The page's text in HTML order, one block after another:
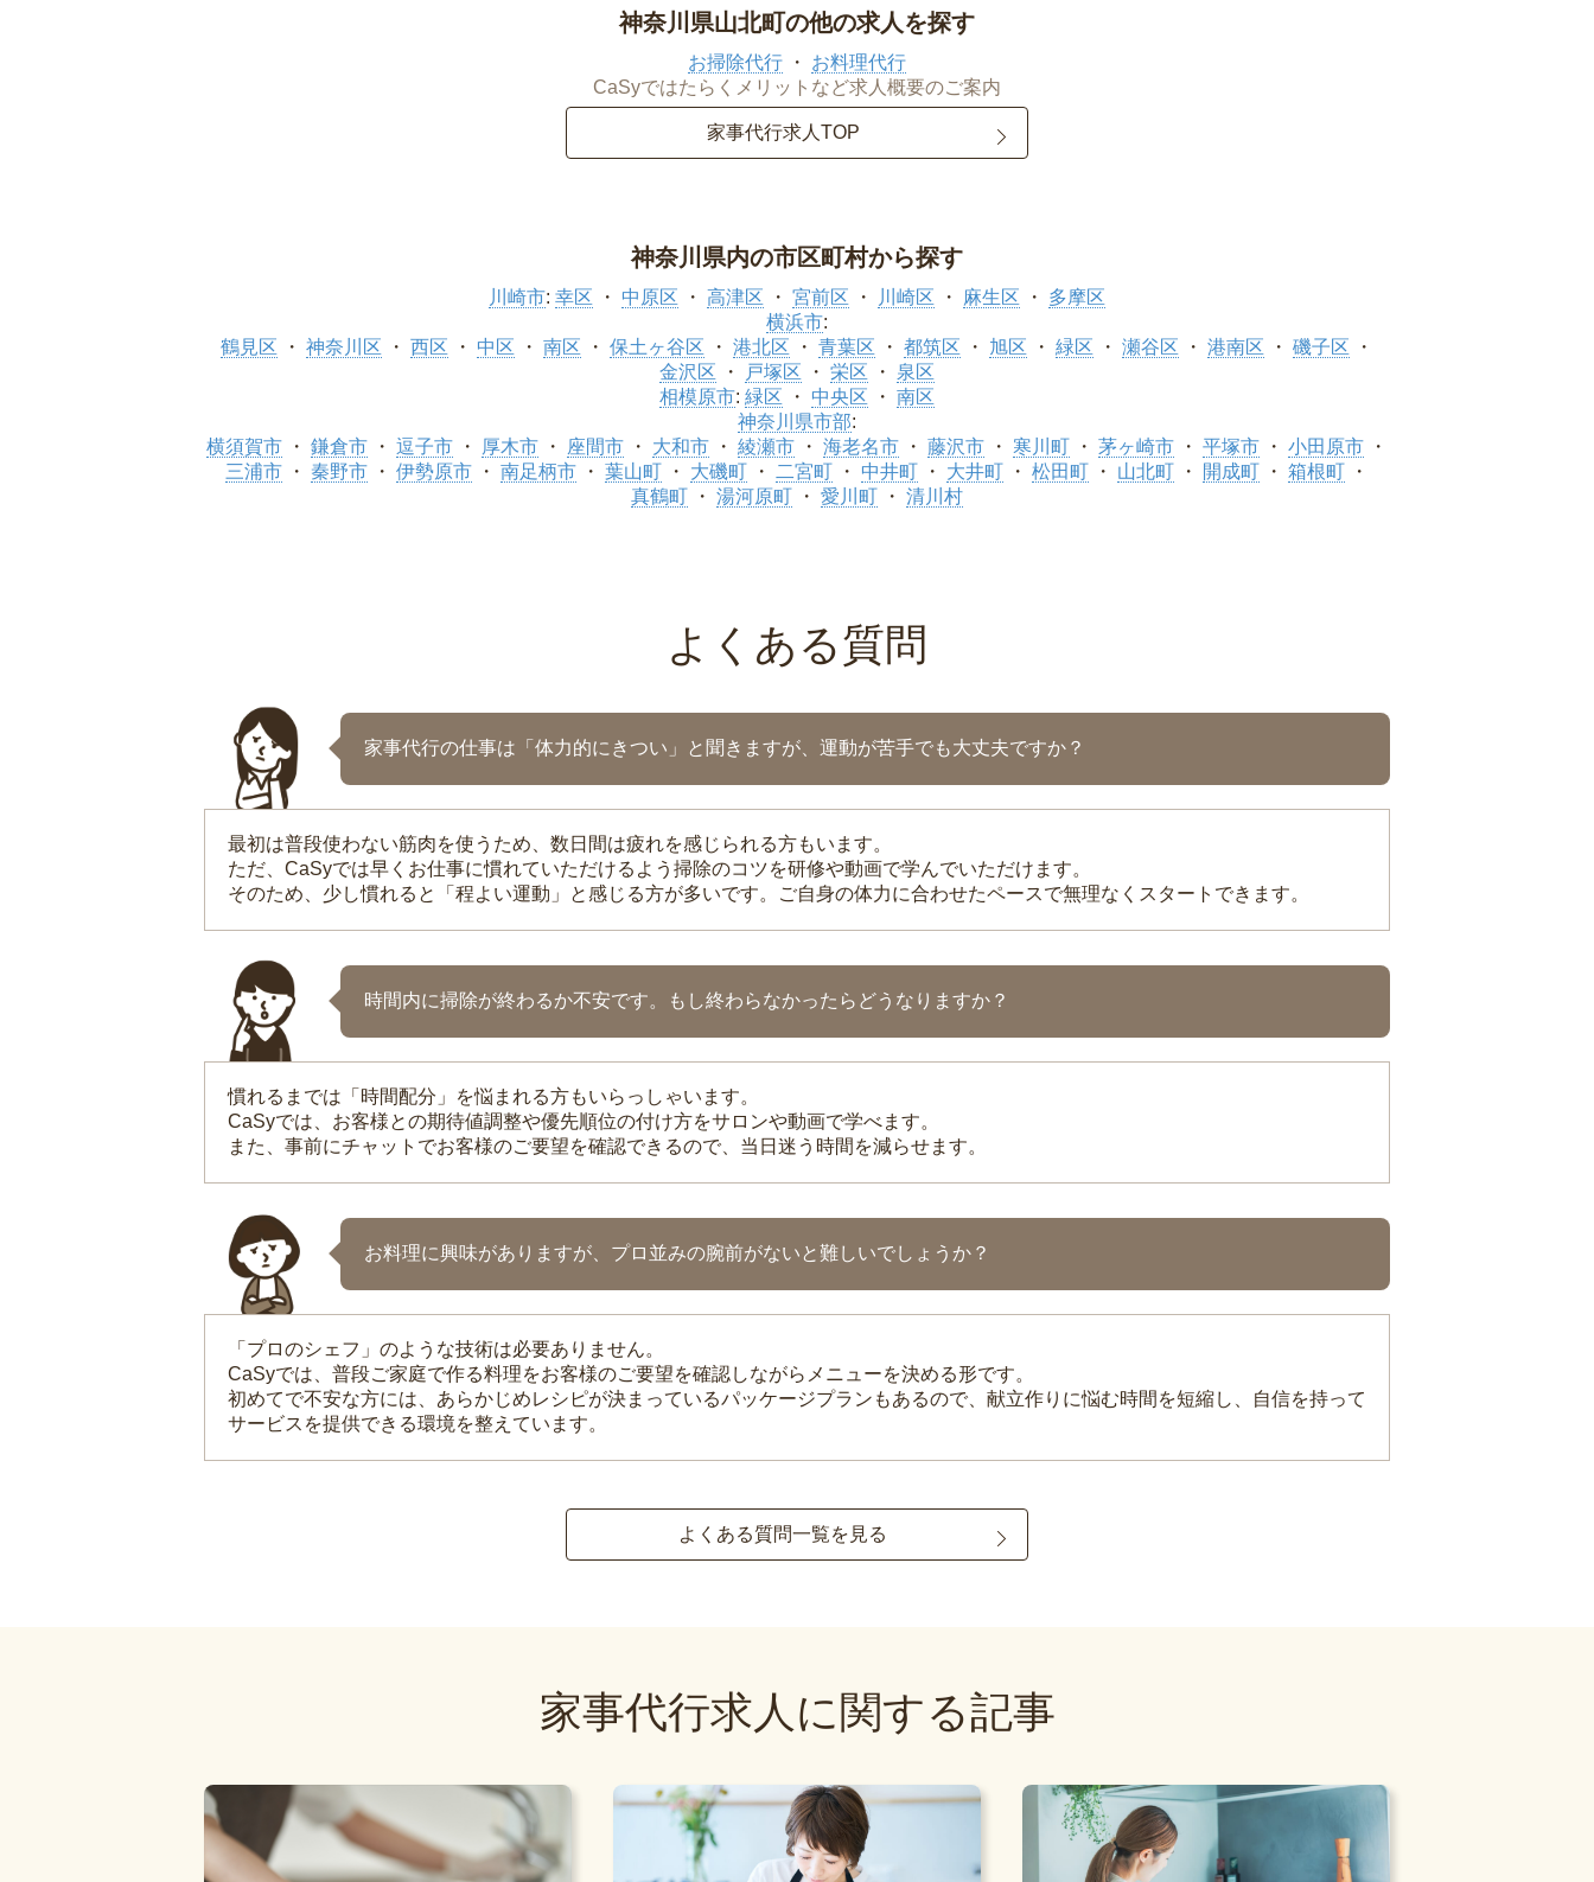
神奈川県山北町の他の求人を探す
お掃除代行
お料理代行
CaSyではたらくメリットなど求人概要のご案内
家事代行求人TOP
神奈川県内の市区町村から探す
川崎市: 幸区 中原区 高津区 宮前区 川崎区 麻生区
多摩区
横浜市:
鶴見区
神奈川区 西区 中区 南区 保土ヶ谷区 港北区 青葉区 都筑区 旭区 緑区 瀬谷区 港南区
磯子区
金沢区
戸塚区 栄区
泉区
相模原市: 緑区 中央区
南区
神奈川県市部:
横須賀市
鎌倉市 逗子市 厚木市 座間市 大和市 綾瀬市 海老名市 藤沢市 寒川町 茅ヶ崎市 平塚市
小田原市
三浦市
秦野市 伊勢原市 南足柄市 葉山町 大磯町 二宮町 中井町 大井町 松田町 山北町 開成町
箱根町
真鶴町
湯河原町 愛川町 清川村
よくある質問
家事代行の仕事は「体力的にきつい」と聞きますが、運動が苦手でも大丈夫ですか？
最初は普段使わない筋肉を使うため、数日間は疲れを感じられる方もいます。
ただ、CaSyでは早くお仕事に慣れていただけるよう掃除のコツを研修や動画で学んでいただけます。
そのため、少し慣れると「程よい運動」と感じる方が多いです。ご自身の体力に合わせたペースで無理なくスタートできます。
時間内に掃除が終わるか不安です。もし終わらなかったらどうなりますか？
慣れるまでは「時間配分」を悩まれる方もいらっしゃいます。
CaSyでは、お客様との期待値調整や優先順位の付け方をサロンや動画で学べます。
また、事前にチャットでお客様のご要望を確認できるので、当日迷う時間を減らせます。
お料理に興味がありますが、プロ並みの腕前がないと難しいでしょうか？
「プロのシェフ」のような技術は必要ありません。
CaSyでは、普段ご家庭で作る料理をお客様のご要望を確認しながらメニューを決める形です。
初めてで不安な方には、あらかじめレシピが決まっているパッケージプランもあるので、献立作りに悩む時間を短縮し、自信を持って
サービスを提供できる環境を整えています。
よくある質問一覧を見る
家事代行求人に関する記事